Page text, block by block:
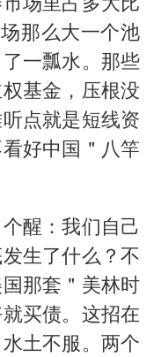
那么大一个池
一瓢水。那些
基金，压根没
点就是短线资
好中国＂八竿
醒：我们自己
生了什么？不
那套＂美林时
买债。这招在
土不服。两个